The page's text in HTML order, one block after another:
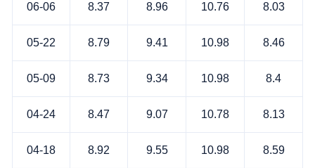
06-06 8.37 8.96 10.76 8.03
05-22 8.79 9.41 10.98 8.46
05-09 8.73 9.34 10.98 8.4
04-24 8.47 9.07 10.78 8.13
04-18 8.92 9.55 10.98 8.59